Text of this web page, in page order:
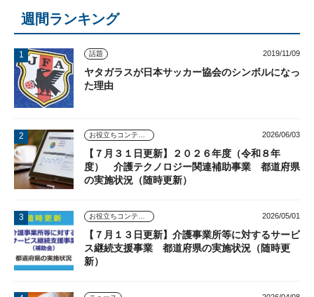
週間ランキング
話題 2019/11/09
ヤタガラスが日本サッカー協会のシンボルになっ
た理由
2026/06/03
【７月３１日更新】２０２６年度（令和８年
度） 介護テクノロジー関連補助事業 都道府県
の実施状況（随時更新）
2026/05/01
【７月１３日更新】介護事業所等に対するサービ
ス継続支援事業 都道府県の実施状況（随時更
新）